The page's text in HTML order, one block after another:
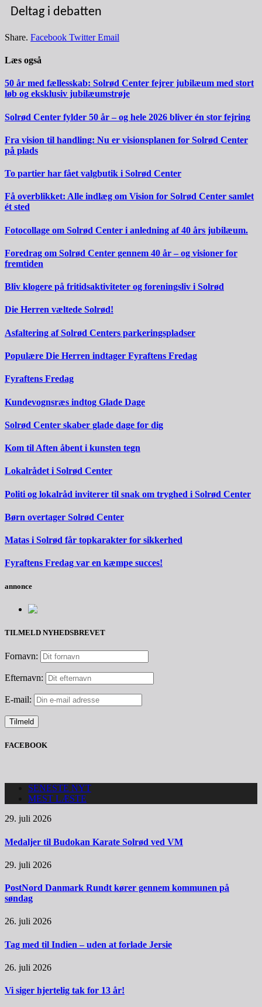
Deltag i debatten
Share. Facebook Twitter Email
Læs også
50 år med fællesskab: Solrød Center fejrer jubilæum med stort
løb og eksklusiv jubilæumstrøje
Solrød Center fylder 50 år – og hele 2026 bliver én stor fejring
Fra vision til handling: Nu er visionsplanen for Solrød Center
på plads
To partier har fået valgbutik i Solrød Center
Få overblikket: Alle indlæg om Vision for Solrød Center samlet
ét sted
Fotocollage om Solrød Center i anledning af 40 års jubilæum.
Foredrag om Solrød Center gennem 40 år – og visioner for
fremtiden
Bliv klogere på fritidsaktiviteter og foreningsliv i Solrød
Die Herren væltede Solrød!
Asfaltering af Solrød Centers parkeringspladser
Populære Die Herren indtager Fyraftens Fredag
Fyraftens Fredag
Kundevognsræs indtog Glade Dage
Solrød Center skaber glade dage for dig
Kom til Aften åbent i kunsten tegn
Lokalrådet i Solrød Center
Politi og lokalråd inviterer til snak om tryghed i Solrød Center
Børn overtager Solrød Center
Matas i Solrød får topkarakter for sikkerhed
Fyraftens Fredag var en kæmpe succes!
annonce
TILMELD NYHEDSBREVET
Fornavn:
Efternavn:
E-mail:
FACEBOOK
SENESTE NYT
MEST LÆSTE
29. juli 2026
Medaljer til Budokan Karate Solrød ved VM
29. juli 2026
PostNord Danmark Rundt kører gennem kommunen på
søndag
26. juli 2026
Tag med til Indien – uden at forlade Jersie
26. juli 2026
Vi siger hjertelig tak for 13 år!